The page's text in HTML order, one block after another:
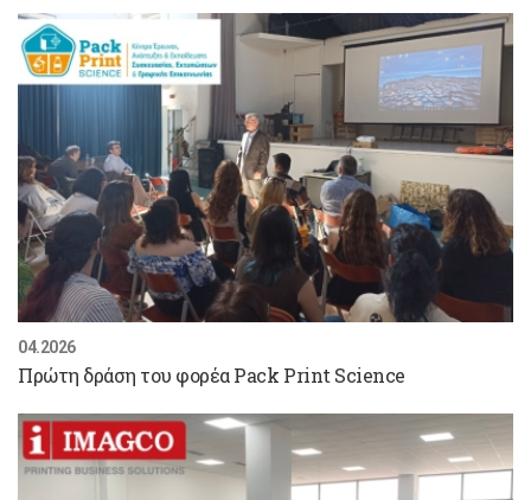
04.2026
Πρώτη δράση του φορέα Pack Print Science